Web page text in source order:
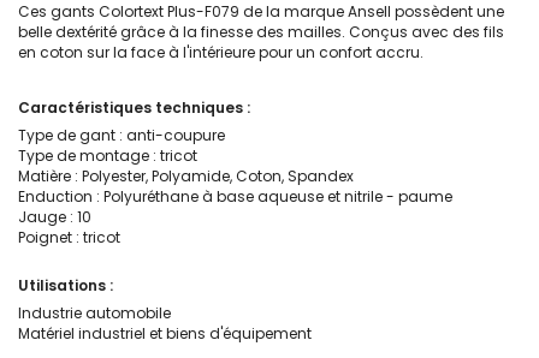
Ces gants Colortext Plus-F079 de la marque Ansell possèdent une
belle dextérité grâce à la finesse des mailles. Conçus avec des fils
en coton sur la face à l'intérieure pour un confort accru.
Caractéristiques techniques :
Type de gant : anti-coupure
Type de montage : tricot
Matière : Polyester, Polyamide, Coton, Spandex
Enduction : Polyuréthane à base aqueuse et nitrile - paume
Jauge : 10
Poignet : tricot
Utilisations :
Industrie automobile
Matériel industriel et biens d'équipement